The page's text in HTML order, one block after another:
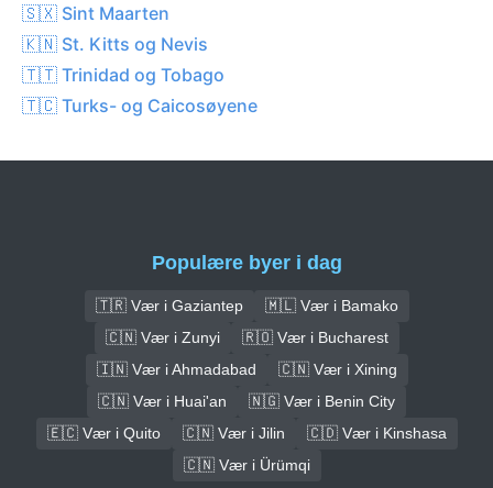
🇸🇽 Sint Maarten
🇰🇳 St. Kitts og Nevis
🇹🇹 Trinidad og Tobago
🇹🇨 Turks- og Caicosøyene
Populære byer i dag
🇹🇷 Vær i Gaziantep
🇲🇱 Vær i Bamako
🇨🇳 Vær i Zunyi
🇷🇴 Vær i Bucharest
🇮🇳 Vær i Ahmadabad
🇨🇳 Vær i Xining
🇨🇳 Vær i Huai'an
🇳🇬 Vær i Benin City
🇪🇨 Vær i Quito
🇨🇳 Vær i Jilin
🇨🇩 Vær i Kinshasa
🇨🇳 Vær i Ürümqi